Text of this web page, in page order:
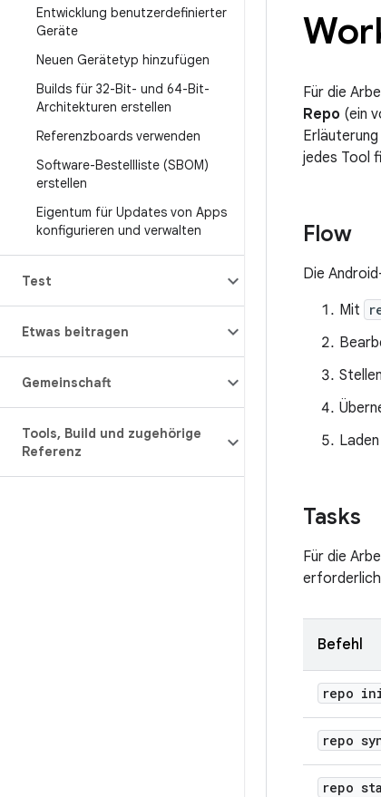
Entwicklung benutzerdefinierter
Geräte
Neuen Gerätetyp hinzufügen
Builds für 32-Bit- und 64-Bit-
Architekturen erstellen
Referenzboards verwenden
Software-Bestellliste (SBOM)
erstellen
Eigentum für Updates von Apps
konfigurieren und verwalten
Test
Etwas beitragen
Gemeinschaft
Tools, Build und zugehörige
Referenz
Für die
Repo (ein
jedes Tool
Flow
Die
Mit
Tasks
Für die
Befehl
repo
repo
repo